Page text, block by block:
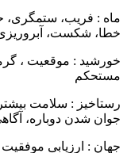
: فریب، ستمگری،
شکست،
: موقعیت ،
: سلامت
شدن دوباره،
: ارزیابی موفقیت